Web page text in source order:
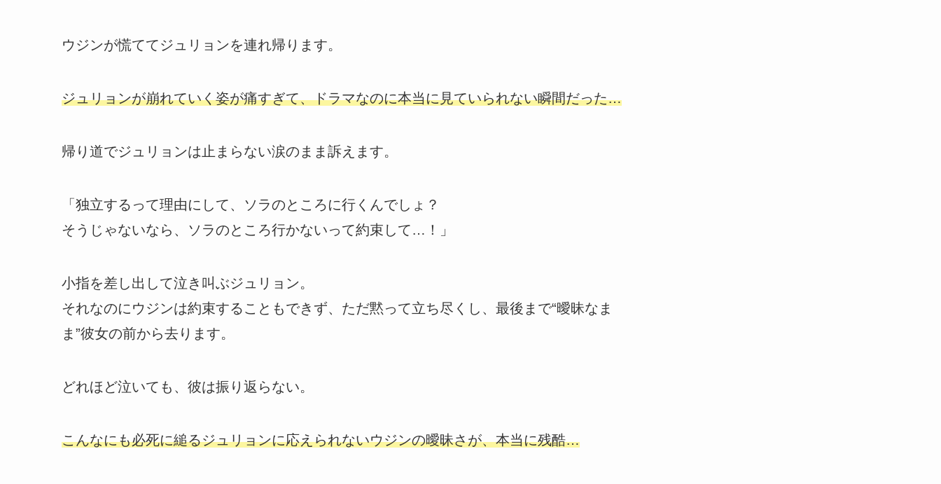
ウジンが慌ててジュリョンを連れ帰ります。
ジュリョンが崩れていく姿が痛すぎて、ドラマなのに本当に見ていられない瞬間だった…
帰り道でジュリョンは止まらない涙のまま訴えます。
「独立するって理由にして、ソラのところに行くんでしょ？
そうじゃないなら、ソラのところ行かないって約束して…！」
小指を差し出して泣き叫ぶジュリョン。
それなのにウジンは約束することもできず、ただ黙って立ち尽くし、最後まで“曖昧なま
ま”彼女の前から去ります。
どれほど泣いても、彼は振り返らない。
こんなにも必死に縋るジュリョンに応えられないウジンの曖昧さが、本当に残酷…